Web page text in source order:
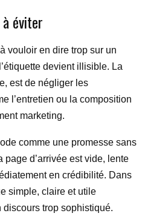
éviter
vouloir en dire trop sur un
devient illisible. La
est de négliger les
l’entretien ou la composition
marketing.
comme une promesse sans
d’arrivée est vide, lente
en crédibilité. Dans
simple, claire et utile
discours trop sophistiqué.